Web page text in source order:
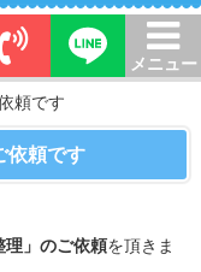
メニュー
頼です
依頼です
理」のご依頼を頂きま